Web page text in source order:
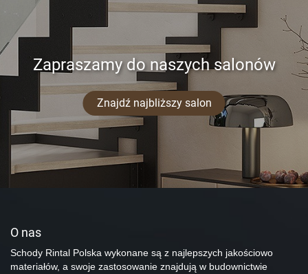
Zapraszamy do naszych salonów
Znajdź najbliższy salon
O nas
Schody Rintal Polska wykonane są z najlepszych jakościowo
materiałów, a swoje zastosowanie znajdują w budownictwie